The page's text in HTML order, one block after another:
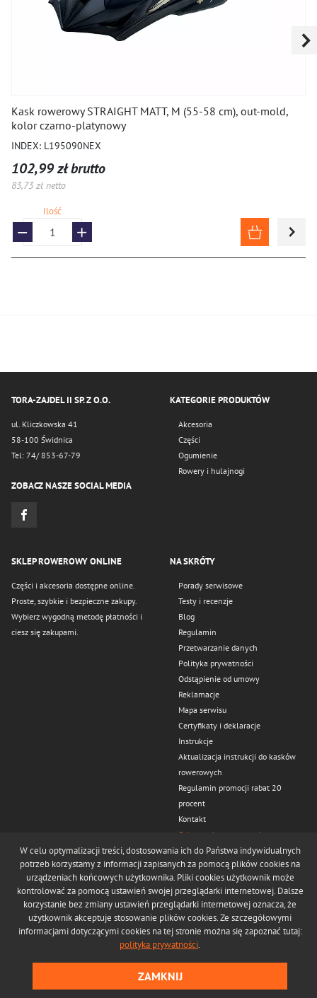
Siodło dziecięce NEXELO JUNIOR do 16 cal, wym : 245x145
mm, czarno-różowe
INDEX: L288148NEX
34,14 zł brutto
27,76 zł netto
Ilość
TORA-ZAJDEL II SP. Z O.O.
ul. Kliczkowska 41
58-100 Świdnica
Tel: 74/ 853-67-79
ZOBACZ NASZE SOCIAL MEDIA
KATEGORIE PRODUKTÓW
Akcesoria
Części
Ogumienie
Rowery i hulajnogi
SKLEP ROWEROWY ONLINE
Części i akcesoria dostępne online.
Proste, szybkie i bezpieczne zakupy.
Wybierz wygodną metodę płatności i
ciesz się zakupami.
NA SKRÓTY
Porady serwisowe
Testy i recenzje
Blog
Regulamin
Przetwarzanie danych
Polityka prywatności
Odstąpienie od umowy
Reklamacje
Mapa serwisu
Certyfikaty i deklaracje
Instrukcje
Aktualizacja instrukcji do kasków
rowerowych
Regulamin promocji rabat 20
procent
Kontakt
Odstąp od umowy tutaj
© Copyright 2022 Tora-Zajdel II Sp. z o.o.
Realizacja: Ideo
W celu optymalizacji treści, dostosowania ich do Państwa indywidualnych
potrzeb korzystamy z informacji zapisanych za pomocą plików cookies na
urządzeniach końcowych użytkownika. Pliki cookies użytkownik może
kontrolować za pomocą ustawień swojej przeglądarki internetowej. Dalsze
korzystanie bez zmiany ustawień przeglądarki internetowej oznacza, że
użytkownik akceptuje stosowanie plików cookies. Ze szczegółowymi
informacjami dotyczącymi cookies na tej stronie można się zapoznać tutaj:
polityka prywatności.
ZAMKNIJ